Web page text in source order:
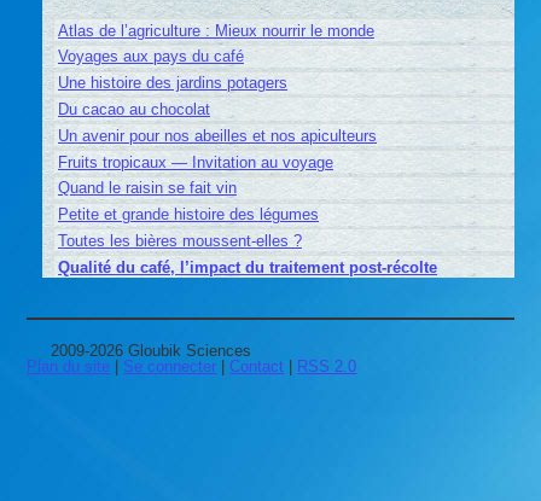
Atlas de l’agriculture : Mieux nourrir le monde
Voyages aux pays du café
Une histoire des jardins potagers
Du cacao au chocolat
Un avenir pour nos abeilles et nos apiculteurs
Fruits tropicaux — Invitation au voyage
Quand le raisin se fait vin
Petite et grande histoire des légumes
Toutes les bières moussent-elles ?
Qualité du café, l’impact du traitement post-récolte
2009-2026 Gloubik Sciences
Plan du site
Se connecter Contact RSS 2.0